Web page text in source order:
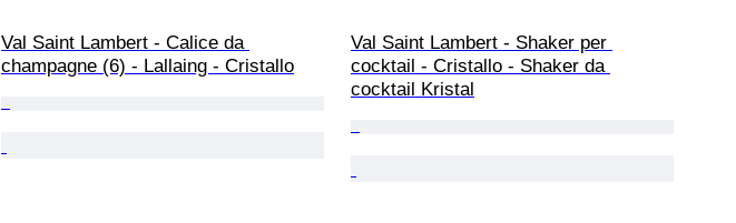
Val Saint Lambert - Calice da
champagne (6) - Lallaing - Cristallo
Val Saint Lambert - Shaker per
cocktail - Cristallo - Shaker da
cocktail Kristal